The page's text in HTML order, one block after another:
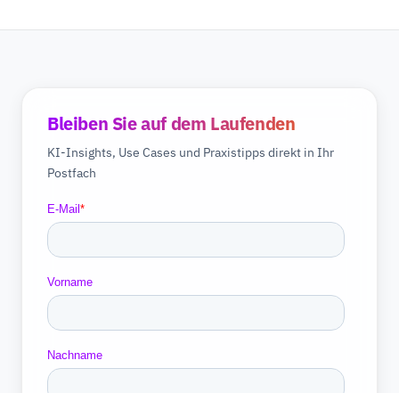
Bleiben Sie auf dem Laufenden
KI-Insights, Use Cases und Praxistipps direkt in Ihr
Postfach